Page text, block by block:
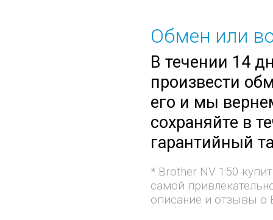
Обмен или
В течении 14
произвести
его и мы
сохраняйте в
гарантийный
* Brother NV 150
самой
описание и отзывы о